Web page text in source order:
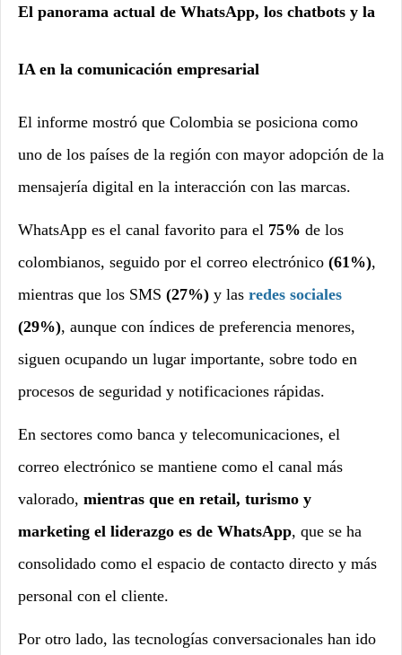
El panorama actual de WhatsApp, los chatbots y la
IA en la comunicación empresarial
El informe mostró que Colombia se posiciona como
uno de los países de la región con mayor adopción de la
mensajería digital en la interacción con las marcas.
WhatsApp es el canal favorito para el 75% de los
colombianos, seguido por el correo electrónico (61%),
mientras que los SMS (27%) y las redes sociales
(29%), aunque con índices de preferencia menores,
siguen ocupando un lugar importante, sobre todo en
procesos de seguridad y notificaciones rápidas.
En sectores como banca y telecomunicaciones, el
correo electrónico se mantiene como el canal más
valorado, mientras que en retail, turismo y
marketing el liderazgo es de WhatsApp, que se ha
consolidado como el espacio de contacto directo y más
personal con el cliente.
Por otro lado, las tecnologías conversacionales han ido